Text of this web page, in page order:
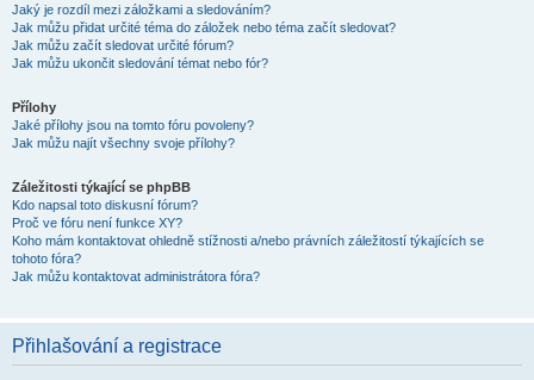
Jaký je rozdíl mezi záložkami a sledováním?
Jak můžu přidat určité téma do záložek nebo téma začít sledovat?
Jak můžu začít sledovat určité fórum?
Jak můžu ukončit sledování témat nebo fór?
Přílohy
Jaké přílohy jsou na tomto fóru povoleny?
Jak můžu najít všechny svoje přílohy?
Záležitosti týkající se phpBB
Kdo napsal toto diskusní fórum?
Proč ve fóru není funkce XY?
Koho mám kontaktovat ohledně stížnosti a/nebo právních záležitostí týkajících se
tohoto fóra?
Jak můžu kontaktovat administrátora fóra?
Přihlašování a registrace